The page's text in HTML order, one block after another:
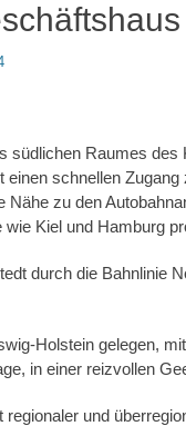
südlichen Raumes
einen schnellen
Nähe zu den
Kiel und Hamburg
durch die Bahnlinie
Holstein gelegen,
in einer reizvollen
und